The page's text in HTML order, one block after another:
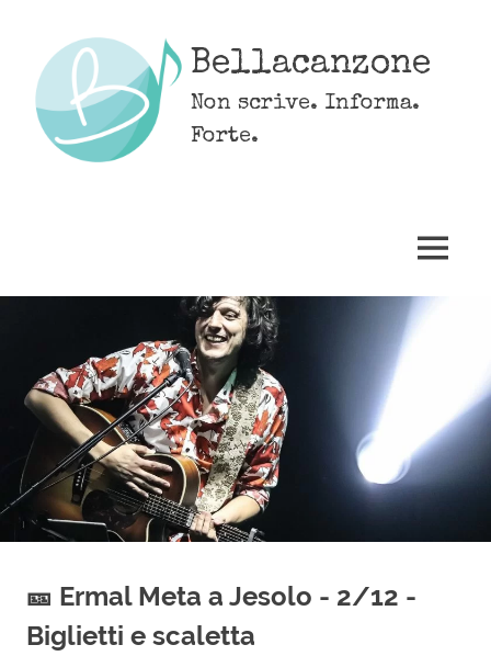
content
Bellacanzone
Non scrive. Informa.
Forte.
MENU
🎫 Ermal Meta a Jesolo - 2/12 -
Biglietti e scaletta